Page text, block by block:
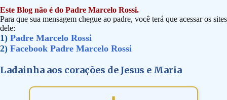
Este Blog não é do Padre Marcelo Rossi.
Para que sua mensagem chegue ao padre, você terá que acessar os sites
dele:
1) Padre Marcelo Rossi
2) Facebook Padre Marcelo Rossi
Ladainha aos corações de Jesus e Maria